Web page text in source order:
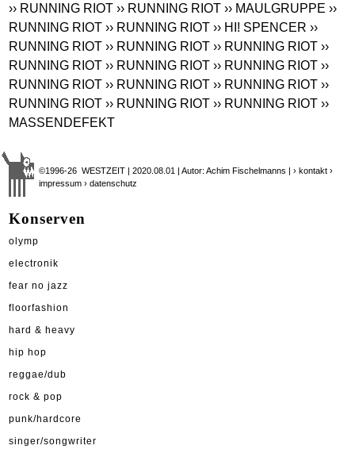
›› RUNNING RIOT ›› RUNNING RIOT ›› MAULGRUPPE ››
RUNNING RIOT ›› RUNNING RIOT ›› HI! SPENCER ››
RUNNING RIOT ›› RUNNING RIOT ›› RUNNING RIOT ››
RUNNING RIOT ›› RUNNING RIOT ›› RUNNING RIOT ››
RUNNING RIOT ›› RUNNING RIOT ›› RUNNING RIOT ››
RUNNING RIOT ›› RUNNING RIOT ›› RUNNING RIOT ››
MASSENDEFEKT
©1996-26 WESTZEIT | 2020.08.01 | Autor: Achim Fischelmanns |› kontakt ›
impressum › datenschutz
Konserven
olymp
electronik
fear no jazz
floorfashion
hard & heavy
hip hop
reggae/dub
rock & pop
punk/hardcore
singer/songwriter